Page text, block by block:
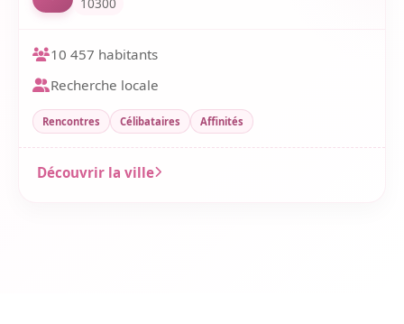
10 457 habitants
Recherche locale
Rencontres Célibataires Affinités
Découvrir la ville